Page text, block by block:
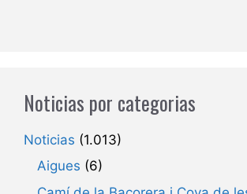
Noticias por categorias
Noticias (1.013)
Aigues (6)